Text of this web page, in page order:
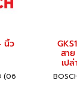
นิ้ว
(06
สา
เป